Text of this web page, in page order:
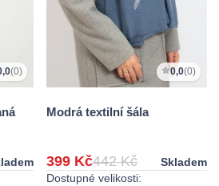
(0) 0,0(0)
Modrá textilní šála
399 Kč442 Kč
Skladem
Dostupné velikosti: